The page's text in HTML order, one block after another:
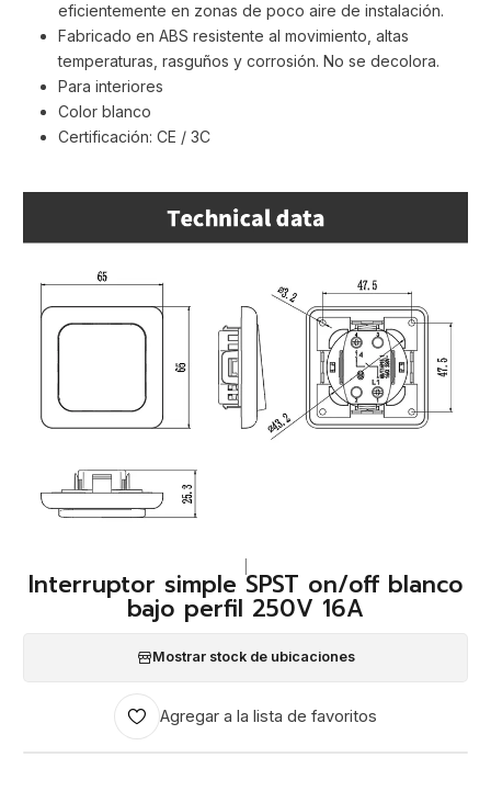
eficientemente en zonas de poco aire de instalación.
Fabricado en ABS resistente al movimiento, altas
temperaturas, rasguños y corrosión. No se decolora.
Para interiores
Color blanco
Certificación: CE / 3C
Interruptor simple SPST on/off blanco
bajo perfil 250V 16A
Mostrar stock de ubicaciones
Agregar a la lista de favoritos